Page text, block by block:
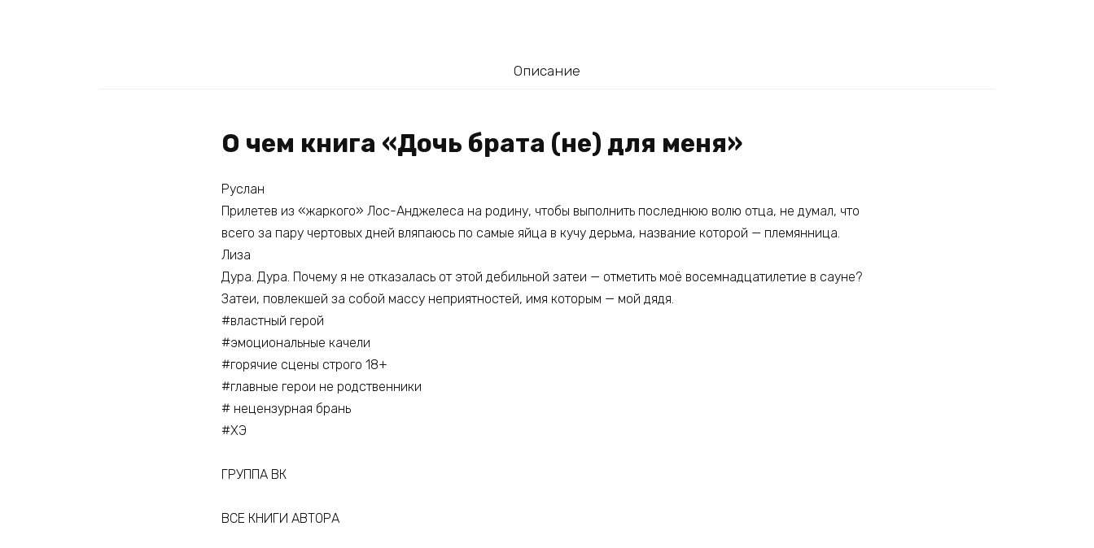
Описание
О чем книга «Дочь брата (не) для меня»
Руслан
Прилетев из «жаркого» Лос-Анджелеса на родину, чтобы выполнить последнюю волю отца, не думал, что
всего за пару чертовых дней вляпаюсь по самые яйца в кучу дерьма, название которой — племянница.
Лиза
Дура. Дура. Почему я не отказалась от этой дебильной затеи — отметить моё восемнадцатилетие в сауне?
Затеи, повлекшей за собой массу неприятностей, имя которым — мой дядя.
#властный герой
#эмоциональные качели
#горячие сцены строго 18+
#главные герои не родственники
# нецензурная брань
#ХЭ
ГРУППА ВК
ВСЕ КНИГИ АВТОРА